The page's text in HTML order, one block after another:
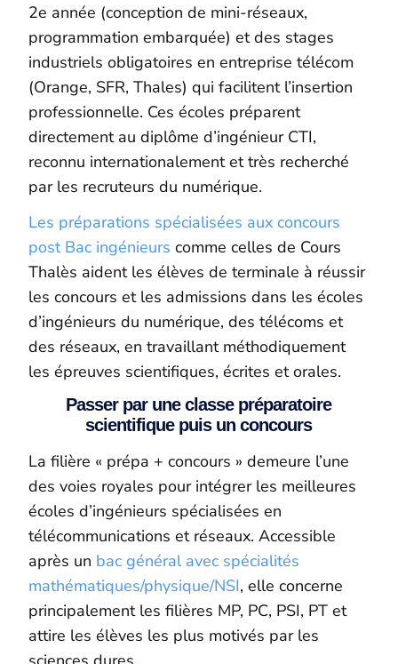
2e année (conception de mini-réseaux,
programmation embarquée) et des stages
industriels obligatoires en entreprise télécom
(Orange, SFR, Thales) qui facilitent l’insertion
professionnelle. Ces écoles préparent
directement au diplôme d’ingénieur CTI,
reconnu internationalement et très recherché
par les recruteurs du numérique.
Les préparations spécialisées aux concours
post Bac ingénieurs comme celles de Cours
Thalès aident les élèves de terminale à réussir
les concours et les admissions dans les écoles
d’ingénieurs du numérique, des télécoms et
des réseaux, en travaillant méthodiquement
les épreuves scientifiques, écrites et orales.
Passer par une classe préparatoire
scientifique puis un concours
La filière « prépa + concours » demeure l’une
des voies royales pour intégrer les meilleures
écoles d’ingénieurs spécialisées en
télécommunications et réseaux. Accessible
après un bac général avec spécialités
mathématiques/physique/NSI, elle concerne
principalement les filières MP, PC, PSI, PT et
attire les élèves les plus motivés par les